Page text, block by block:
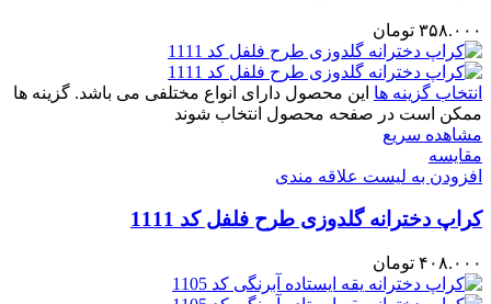
۳۵۸.۰۰۰ تومان
انتخاب گزینه ها این محصول دارای انواع مختلفی می باشد. گزینه ها
ممکن است در صفحه محصول انتخاب شوند
مشاهده سریع
مقایسه
افزودن به لیست علاقه مندی
کراپ دخترانه گلدوزی طرح فلفل کد 1111
۴۰۸.۰۰۰ تومان